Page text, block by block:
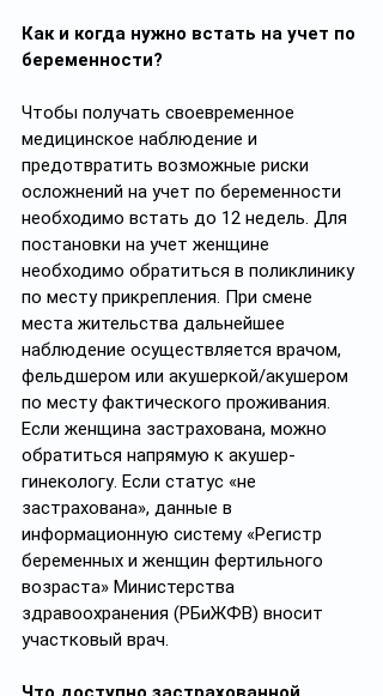
Как и когда нужно встать на учет по
беременности?
Чтобы получать своевременное
медицинское наблюдение и
предотвратить возможные риски
осложнений на учет по беременности
необходимо встать до 12 недель. Для
постановки на учет женщине
необходимо обратиться в поликлинику
по месту прикрепления. При смене
места жительства дальнейшее
наблюдение осуществляется врачом,
фельдшером или акушеркой/акушером
по месту фактического проживания.
Если женщина застрахована, можно
обратиться напрямую к акушер-
гинекологу. Если статус «не
застрахована», данные в
информационную систему «Регистр
беременных и женщин фертильного
возраста» Министерства
здравоохранения (РБиЖФВ) вносит
участковый врач.